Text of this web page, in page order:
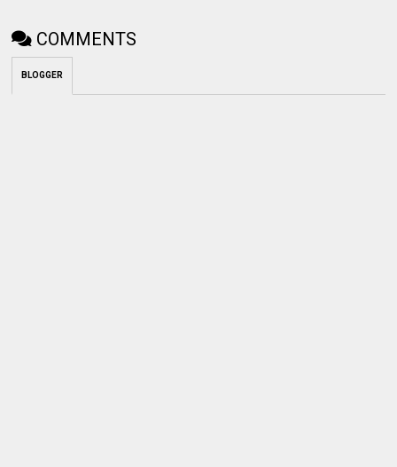
COMMENTS
BLOGGER